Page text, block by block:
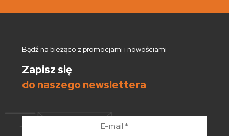
Bądź na bieżąco z promocjami i nowościami
Zapisz się
do naszego newslettera